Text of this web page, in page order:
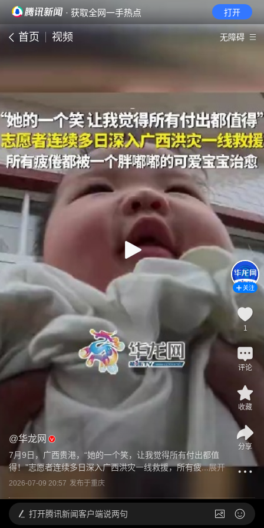
· 获取全网一手热点 打开
首页 视频 无障碍
@华龙网
7月9日，广西贵港，“她的一个笑，让我觉得所有付出都值
得！”志愿者连续多日深入广西洪灾一线救援，所有疲...展开
2026-07-09 20:57 发布于重庆
关注
1
评论
收藏
分享
打开腾讯新闻客户端说两句